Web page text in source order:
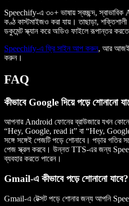
Speechify-এ ৩০+ ভাষায় স্বচ্ছন্দ, স্বাভাবিক
কণ্ঠ কাস্টমাইজও করা যায়। তাছাড়া,
ডকুমেন্ট স্ক্যান করে অডিও ফাইলে রূপান্তর
Speechify-এ ফ্রি সাইন আপ করুন, আর আজই
করুন।
FAQ
কীভাবে Google দিয়ে পড়ে শোনানো
আপনার Android ফোনের ব্রাউজারে যখন
“Hey, Google, read it” বা “Hey,
সঙ্গে সঙ্গেই পেজটি পড়ে শোনাবে। পড়ার গতির
পেজ স্ক্রল করবে। উন্নত TTS-এর জন্য
ব্যবহার করতে পারেন।
Gmail-এ কীভাবে পড়ে শোনানো যাবে?
Gmail-এ টেক্সট পড়ে শোনার জন্য আপনি